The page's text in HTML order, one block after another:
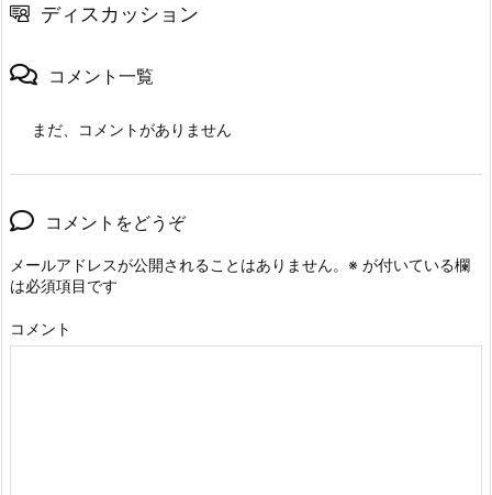
ディスカッション
コメント一覧
まだ、コメントがありません
コメントをどうぞ
メールアドレスが公開されることはありません。 ※ が付いている欄
は必須項目です
コメント